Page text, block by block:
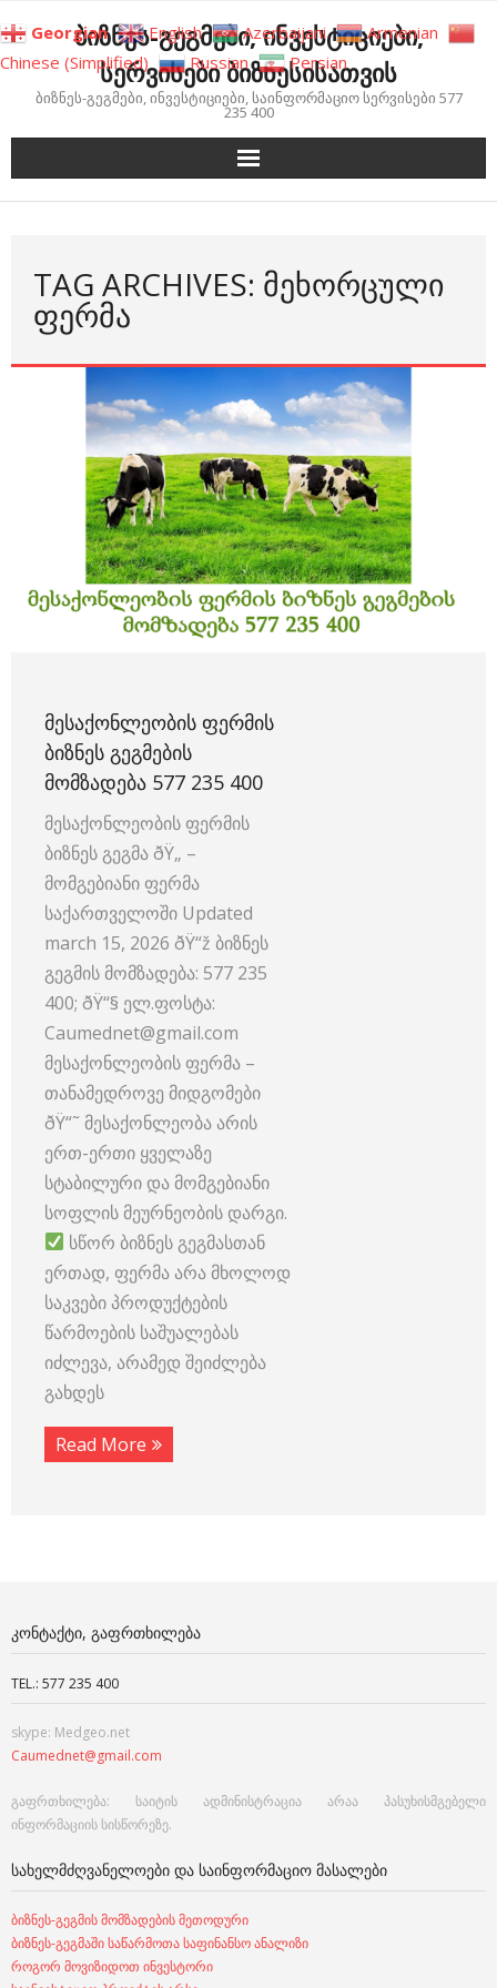
to
content
ბიზნეს-გეგმები, ინვესტიციები,
სერვისები ბიზნესისათვის
ბიზნეს-გეგმები, ინვესტიციები, საინფორმაციო სერვისები 577
235 400
TAG ARCHIVES: ᲛᲔᲮᲝᲠᲪᲣᲚᲘ
ᲤᲔᲠᲛᲐ
ᲛᲔᲡᲐᲥᲝᲜᲚᲔᲝᲑᲘᲡ ᲤᲔᲠᲛᲘᲡ
ᲑᲘᲖᲜᲔᲡ ᲒᲔᲒᲛᲔᲑᲘᲡ
ᲛᲝᲛᲖᲐᲓᲔᲑᲐ 577 235 400
მესაქონლეობის ფერმის
ბიზნეს გეგმა ðŸ„ –
მომგებიანი ფერმა
საქართველოში Updated
march 15, 2026 ðŸ“ž ბიზნეს
გეგმის მომზადება: 577 235
400; ðŸ“§ ელ.ფოსტა:
Caumednet@gmail.com
მესაქონლეობის ფერმა –
თანამედროვე მიდგომები
ðŸ“˜ მესაქონლეობა არის
ერთ-ერთი ყველაზე
სტაბილური და მომგებიანი
სოფლის მეურნეობის დარგი.
სწორ ბიზნეს გეგმასთან
ერთად, ფერმა არა მხოლოდ
საკვები პროდუქტების
წარმოების საშუალებას
იძლევა, არამედ შეიძლება
გახდეს
Read More
ᲙᲝᲜᲢᲐᲥᲢᲘ, ᲒᲐᲤᲠᲗᲮᲘᲚᲔᲑᲐ
TEL.: 577 235 400
skype: Medgeo.net
Caumednet@gmail.com
გაფრთხილება: საიტის ადმინისტრაცია არაა პასუხისმგებელი
ინფორმაციის სისწორეზე.
ᲡᲐᲮᲔᲚᲛᲫᲦᲕᲐᲜᲔᲚᲝᲔᲑᲘ ᲓᲐ ᲡᲐᲘᲜᲤᲝᲠᲛᲐᲪᲘᲝ ᲛᲐᲡᲐᲚᲔᲑᲘ
ბიზნეს-გეგმის მომზადების მეთოდური
ბიზნეს-გეგმაში საწარმოთა საფინანსო ანალიზი
როგორ მოვიზიდოთ ინვესტორი
Georgian English Azerbaijani
Armenian
Chinese (Simplified)
Russian Persian